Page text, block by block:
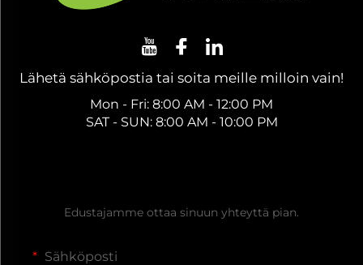
Lähetä sähköpostia tai soita meille milloin vain!
Mon - Fri: 8:00 AM - 12:00 PM
SAT - SUN: 8:00 AM - 10:00 PM
Edustajamme ottaa sinuun yhteyttä pian.
Sähköposti